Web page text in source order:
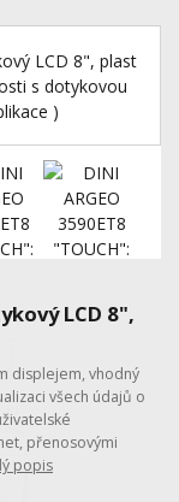
LCD 8",
displejem, vhodný
všech údajů o
přenosovými
popis